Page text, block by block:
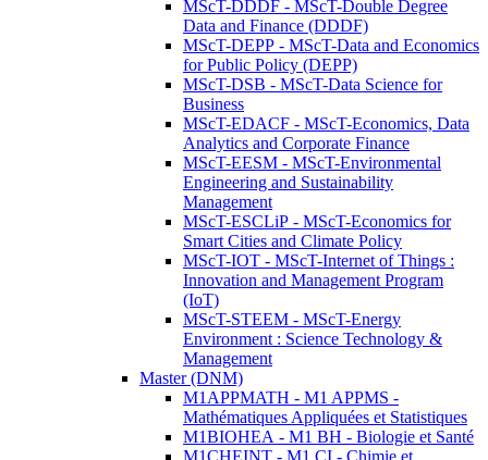
MScT-DDDF - MScT-Double Degree
Data and Finance (DDDF)
MScT-DEPP - MScT-Data and Economics
for Public Policy (DEPP)
MScT-DSB - MScT-Data Science for
Business
MScT-EDACF - MScT-Economics, Data
Analytics and Corporate Finance
MScT-EESM - MScT-Environmental
Engineering and Sustainability
Management
MScT-ESCLiP - MScT-Economics for
Smart Cities and Climate Policy
MScT-IOT - MScT-Internet of Things :
Innovation and Management Program
(IoT)
MScT-STEEM - MScT-Energy
Environment : Science Technology &
Management
Master (DNM)
M1APPMATH - M1 APPMS -
Mathématiques Appliquées et Statistiques
M1BIOHEA - M1 BH - Biologie et Santé
M1CHEINT - M1 CI - Chimie et